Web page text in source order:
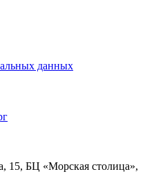
данных
15, БЦ «Морская столица»,